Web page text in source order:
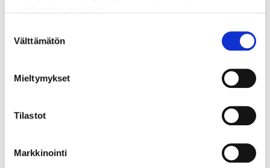
valinta
Välttämätön
Mieltymykset
Tilastot
Markkinointi
Jyväskylän Ylioppilaslehti hakee
Yleinen / 21.4.2026